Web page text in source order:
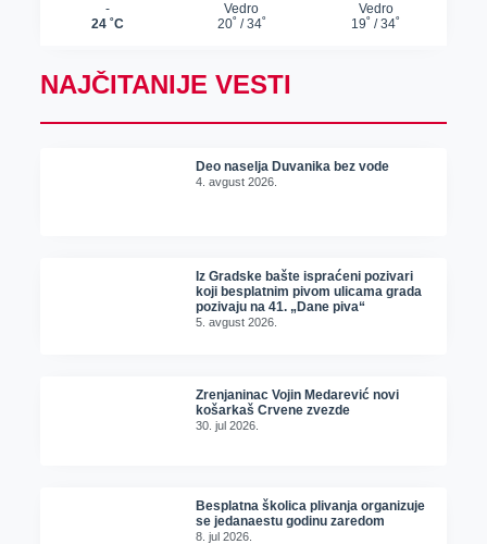
NAJČITANIJE VESTI
Deo naselja Duvanika bez vode
4. avgust 2026.
Iz Gradske bašte ispraćeni pozivari
koji besplatnim pivom ulicama grada
pozivaju na 41. „Dane piva“
5. avgust 2026.
Zrenjaninac Vojin Medarević novi
košarkaš Crvene zvezde
30. jul 2026.
Besplatna školica plivanja organizuje
se jedanaestu godinu zaredom
8. jul 2026.